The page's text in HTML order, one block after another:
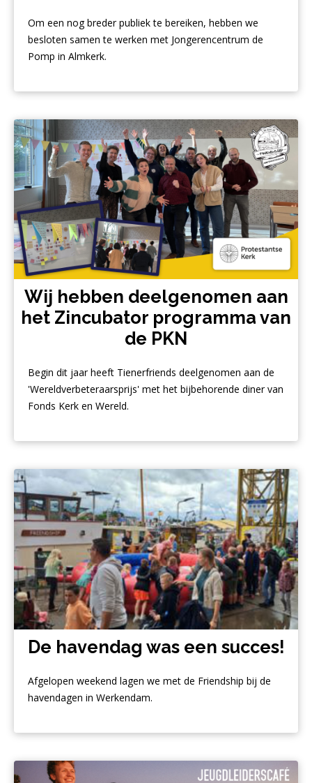
Om een nog breder publiek te bereiken, hebben we
besloten samen te werken met Jongerencentrum de
Pomp in Almkerk.
Wij hebben deelgenomen aan
het Zincubator programma van
de PKN
Begin dit jaar heeft Tienerfriends deelgenomen aan de
'Wereldverbeteraarsprijs' met het bijbehorende diner van
Fonds Kerk en Wereld.
De havendag was een succes!
Afgelopen weekend lagen we met de Friendship bij de
havendagen in Werkendam.